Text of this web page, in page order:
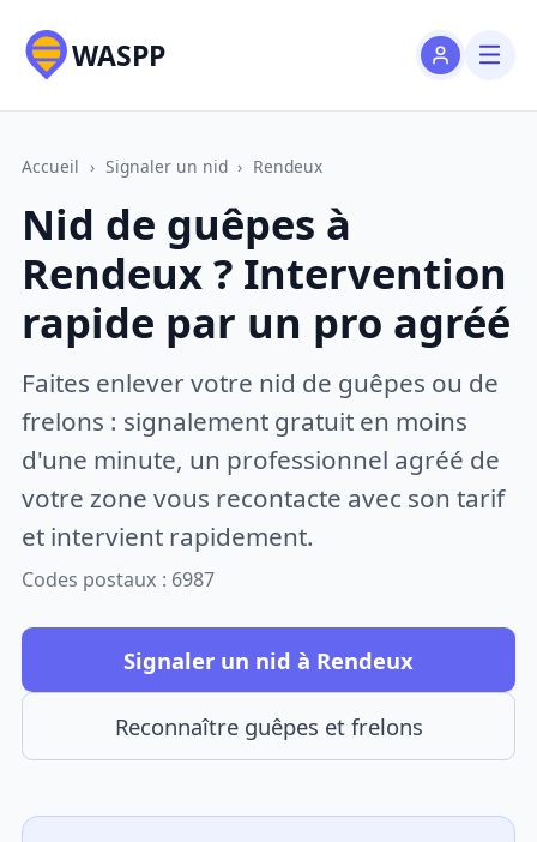
WASPP
Accueil › Signaler un nid › Rendeux
Nid de guêpes à
Rendeux ? Intervention
rapide par un pro agréé
Faites enlever votre nid de guêpes ou de
frelons : signalement gratuit en moins
d'une minute, un professionnel agréé de
votre zone vous recontacte avec son tarif
et intervient rapidement.
Codes postaux : 6987
Signaler un nid à Rendeux
Reconnaître guêpes et frelons